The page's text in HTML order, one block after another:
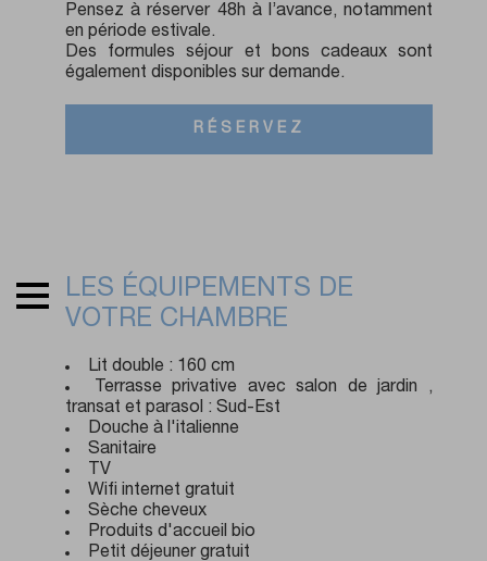
Pensez à réserver 48h à l’avance, notamment
en période estivale.
Des formules séjour et bons cadeaux sont
également disponibles sur demande.
RÉSERVEZ
LES ÉQUIPEMENTS DE
VOTRE CHAMBRE
Lit double : 160 cm
Terrasse privative avec salon de jardin ,
transat et parasol : Sud-Est
Douche à l'italienne
Sanitaire
TV
Wifi internet gratuit
Sèche cheveux
Produits d'accueil bio
Petit déjeuner gratuit